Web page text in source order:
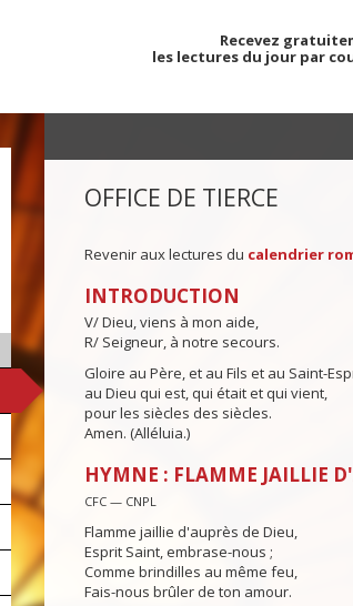
Recevez
les lectures du jour par
OFFICE DE TIERCE
Revenir aux lectures du calendrier
INTRODUCTION
V/ Dieu, viens à mon aide,
R/ Seigneur, à notre secours.
Gloire au Père, et au Fils et au Saint-
au Dieu qui est, qui était et qui vient,
pour les siècles des siècles.
Amen. (Alléluia.)
HYMNE : FLAMME JAILLIE
CFC — CNPL
Flamme jaillie d'auprès de Dieu,
Esprit Saint, embrase-nous ;
Comme brindilles au même feu,
Fais-nous brûler de ton amour.